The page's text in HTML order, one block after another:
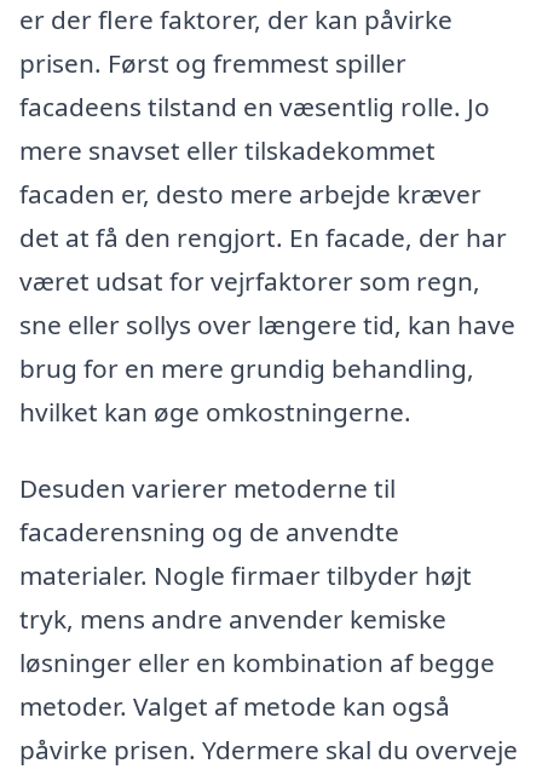
er der flere faktorer, der kan påvirke
prisen. Først og fremmest spiller
facadeens tilstand en væsentlig rolle. Jo
mere snavset eller tilskadekommet
facaden er, desto mere arbejde kræver
det at få den rengjort. En facade, der har
været udsat for vejrfaktorer som regn,
sne eller sollys over længere tid, kan have
brug for en mere grundig behandling,
hvilket kan øge omkostningerne.
Desuden varierer metoderne til
facaderensning og de anvendte
materialer. Nogle firmaer tilbyder højt
tryk, mens andre anvender kemiske
løsninger eller en kombination af begge
metoder. Valget af metode kan også
påvirke prisen. Ydermere skal du overveje